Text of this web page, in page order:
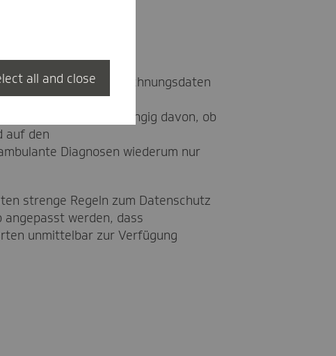
für Abrechnungsdaten
und ebenfalls
könnten – unabhängig davon, ob
auf den
Diagnosen wiederum nur
strenge Regeln zum Datenschutz
werden, dass
unmittelbar zur Verfügung
all and close